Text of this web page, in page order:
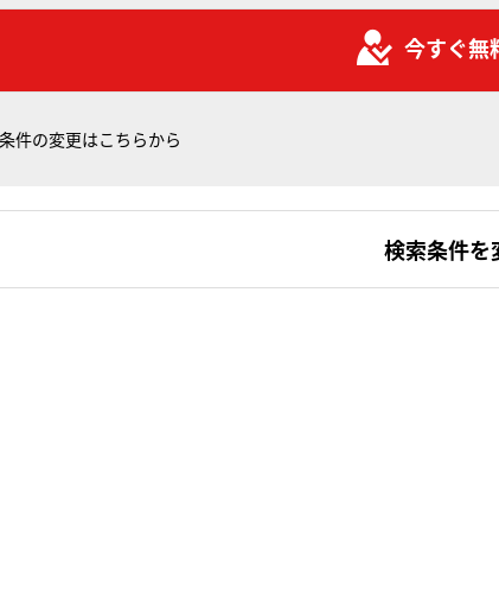
今すぐ無
件の変更はこちらから
検索条件を